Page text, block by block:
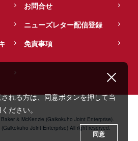
お問合せ
ニューズレター配信登録
免責事項
& McKenzie (Gaikokuho Joint Enterprise).
Joint Enterprise) All right reserved.
れる方は、同意ボタンを押して当
ださい。
同意